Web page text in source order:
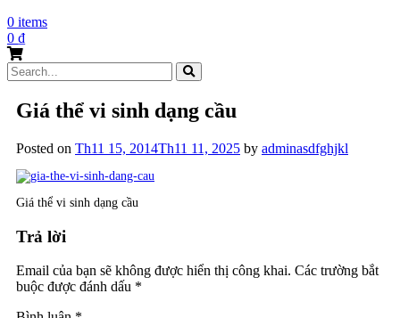
0 items
0 ₫
Search
for:
Giá thể vi sinh dạng cầu
Posted on Th11 15, 2014Th11 11, 2025 by adminasdfghjkl
Giá thể vi sinh dạng cầu
Trả lời
Email của bạn sẽ không được hiển thị công khai. Các trường bắt
buộc được đánh dấu *